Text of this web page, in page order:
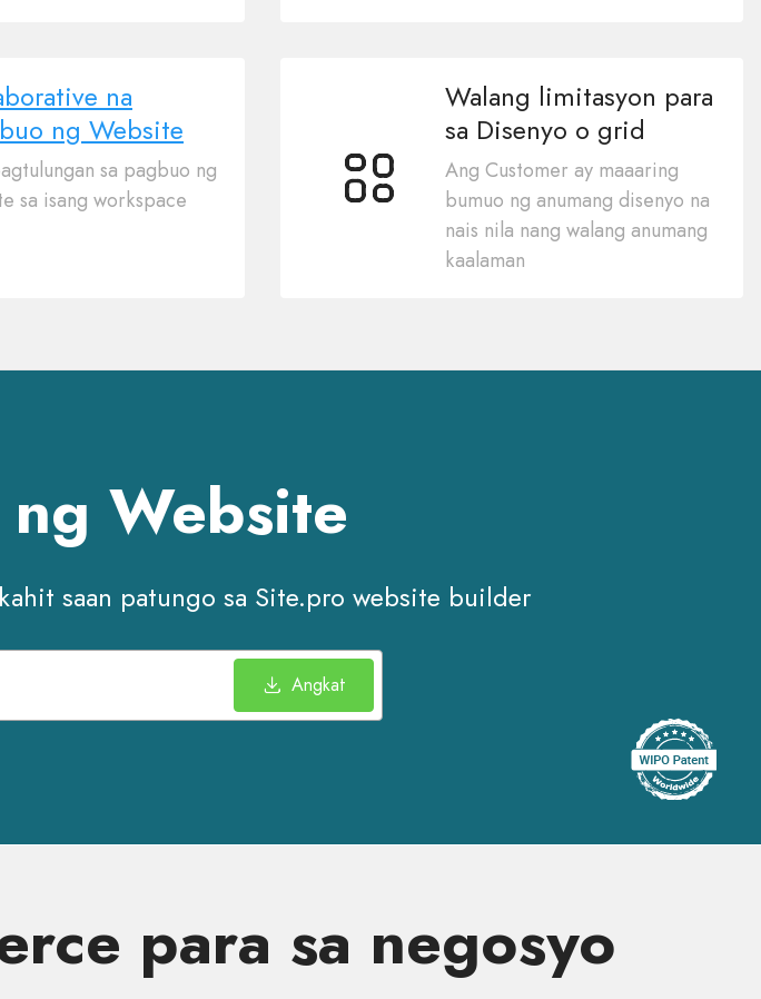
na
ng Website
sa pagbuo ng
sa isang workspace
Walang limitasyon para
sa Disenyo o grid
Ang Customer ay maaaring
bumuo ng anumang disenyo na
nais nila nang walang anumang
kaalaman
Website
saan patungo sa Site.pro website builder
Angkat
para sa negosyo